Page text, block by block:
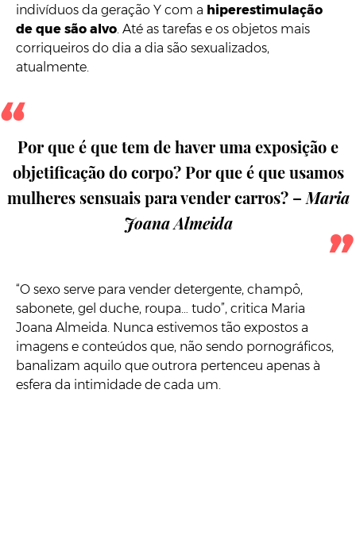
indivíduos da geração Y com a hiperestimulação
de que são alvo. Até as tarefas e os objetos mais
corriqueiros do dia a dia são sexualizados,
atualmente.
Por que é que tem de haver uma exposição e
objetificação do corpo? Por que é que usamos
mulheres sensuais para vender carros? – Maria
Joana Almeida
“O sexo serve para vender detergente, champô,
sabonete, gel duche, roupa… tudo”, critica Maria
Joana Almeida. Nunca estivemos tão expostos a
imagens e conteúdos que, não sendo pornográficos,
banalizam aquilo que outrora pertenceu apenas à
esfera da intimidade de cada um.